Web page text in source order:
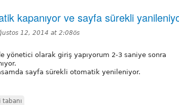
kapanıyor ve sayfa sürekli
12, 2014 at 2:08ös
yönetici olarak giriş yapıyorum 2-3 saniye sonra
sayfa sürekli otomatik yenileniyor.
tabanı